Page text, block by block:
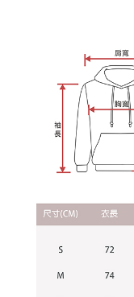
權轉讓予恩沛科技股份有
２．關於個人資料處理事
https://aftee.tw/terms/
３．未成年的使用者請事
「AFTEE先享後付」，若
４．使用「AFTEE先享後
時審查核予不同之上限額
請求用戶進行身份認證。